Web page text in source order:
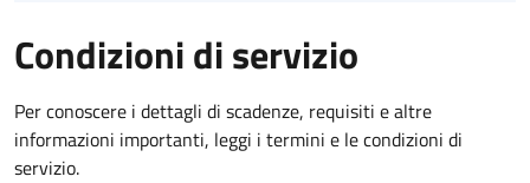
Condizioni di servizio
Per conoscere i dettagli di scadenze, requisiti e altre
informazioni importanti, leggi i termini e le condizioni di
servizio.